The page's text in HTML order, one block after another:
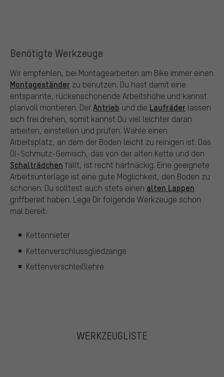
Benötigte Werkzeuge
Wir empfehlen, bei Montagearbeiten am Bike immer einen
Montageständer zu benutzen. Du hast damit eine
entspannte, rückenschonende Arbeitshöhe und kannst
planvoll montieren. DerAntrieb und die Laufräder lassen
sich frei drehen, somit kannst Du viel leichter daran
arbeiten, einstellen und prüfen. Wähle einen
Arbeitsplatz, an dem der Boden leicht zu reinigen ist. Das
Öl-Schmutz-Gemisch, das von der alten Kette und den
Schalträdchen fällt, ist recht hartnäckig. Eine geeignete
Arbeitsunterlage ist eine gute Möglichkeit, den Boden zu
schonen. Du solltest auch stets einen alten Lappen
griffbereit haben. Lege Dir folgende Werkzeuge schon
mal bereit:
Kettennieter
Kettenverschlussgliedzange
Kettenverschleißlehre
WERKZEUGLISTE